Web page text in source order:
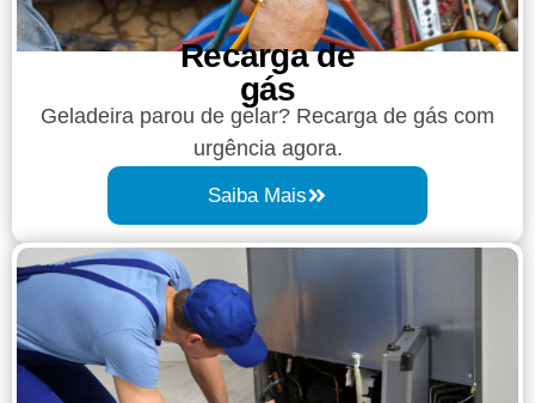
Recarga de
gás
Geladeira parou de gelar? Recarga de gás com
urgência agora.
Saiba Mais